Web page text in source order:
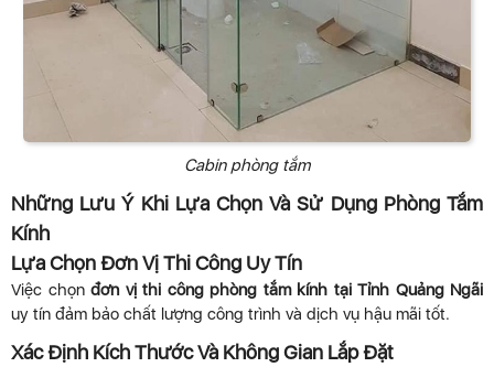
Cabin phòng tắm
Những Lưu Ý Khi Lựa Chọn Và Sử Dụng Phòng Tắm
Kính
Lựa Chọn Đơn Vị Thi Công Uy Tín
Việc chọn đơn vị thi công phòng tắm kính tại Tỉnh Quảng Ngãi
uy tín đảm bảo chất lượng công trình và dịch vụ hậu mãi tốt.
Xác Định Kích Thước Và Không Gian Lắp Đặt